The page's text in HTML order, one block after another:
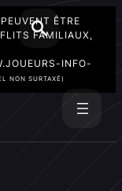
ÊTRE
FAMILIAUX,
INFO-
NON SURTAXÉ)